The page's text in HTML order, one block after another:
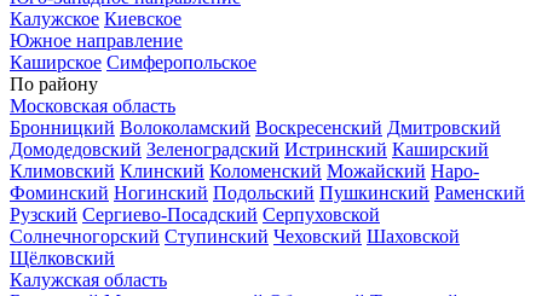
Калужское Киевское
Южное направление
Каширское Симферопольское
По району
Московская область
Бронницкий Волоколамский Воскресенский Дмитровский
Домодедовский Зеленоградский Истринский Каширский
Климовский Клинский Коломенский Можайский Наро-
Фоминский Ногинский Подольский Пушкинский Раменский
Рузский Сергиево-Посадский Серпуховской
Солнечногорский Ступинский Чеховский Шаховской
Щёлковский
Калужская область